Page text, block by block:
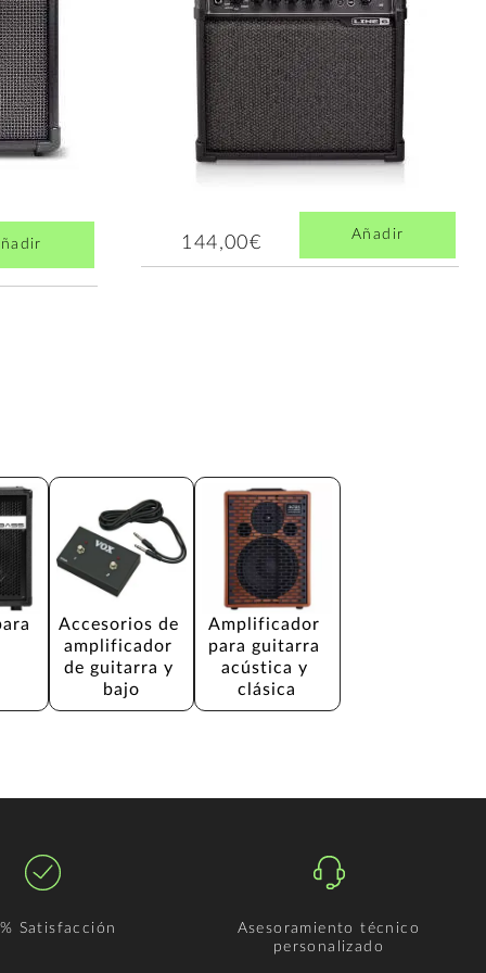
144,00€ Añadir
Accesorios de
amplificador
de guitarra y
bajo
Amplificador
para guitarra
acústica y
clásica
Satisfacción
Asesoramiento técnico
personalizado